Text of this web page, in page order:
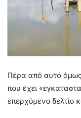
Πέρα από αυτό
που έχει
επερχόμενο δελτίο